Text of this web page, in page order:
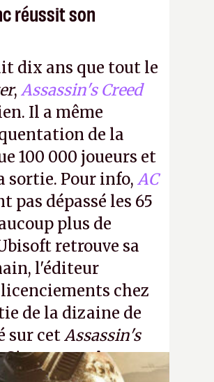
réussit son
dix ans que tout le
, Assassin's Creed
Il a même
de la
100 000 joueurs et
sortie. Pour info, AC
pas dépassé les 65
plus de
retrouve sa
l'éditeur
chez
de la dizaine de
sur cetAssassin's
Singapour.A.